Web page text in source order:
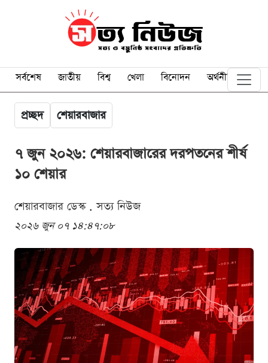
সর্বশেষ জাতীয় বিশ্ব খেলা বিনোদন অর্থনীতি
প্রচ্ছদ শেয়ারবাজার
৭ জুন ২০২৬: শেয়ারবাজারের দরপতনের শীর্ষ
১০ শেয়ার
শেয়ারবাজার ডেস্ক . সত্য নিউজ
২০২৬ জুন ০৭ ১৪:৪৭:০৮